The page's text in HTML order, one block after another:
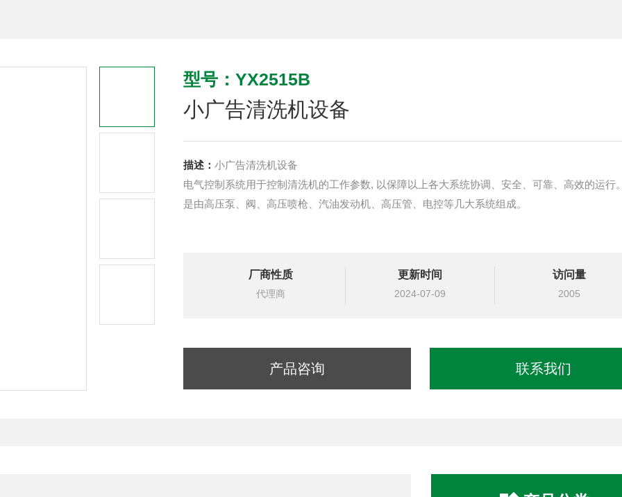
型号：YX2515B
小广告清洗机设备
描述： 小广告清洗机设备
电气控制系统用于控制清洗机的工作参数, 以保障以上各大系统协调、安全、可靠、高效的运行
是由高压泵、阀、高压喷枪、汽油发动机、高压管、电控等几大系统组成。
厂商性质
代理商
更新时间
2024-07-09
访问量
2005
产品咨询 联系我们